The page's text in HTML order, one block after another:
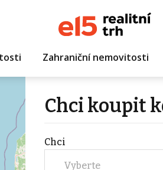
Zahraniční nemovitosti
Chci koupit
Chci
Vyberte